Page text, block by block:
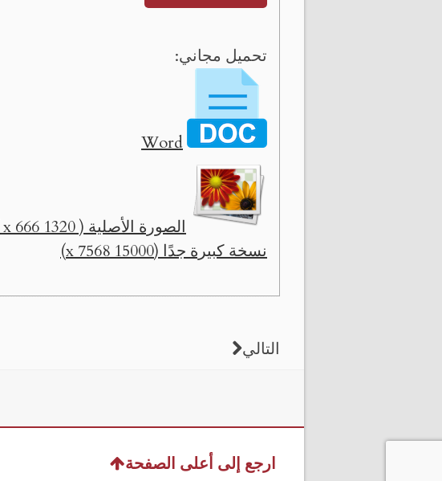
تحميل مجاني:
Word
الصورة الأصلية ( 1320 x 666 )
نسخة كبيرة جدًا (15000 x 7568)
التالي
ارجع إلى أعلى الصفحة